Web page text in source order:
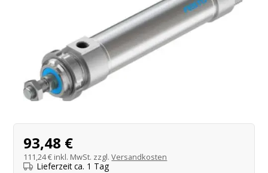
Produktangebot
93,48 €
111,24 € inkl. MwSt. zzgl.Versandkosten
Lieferzeit ca. 1 Tag